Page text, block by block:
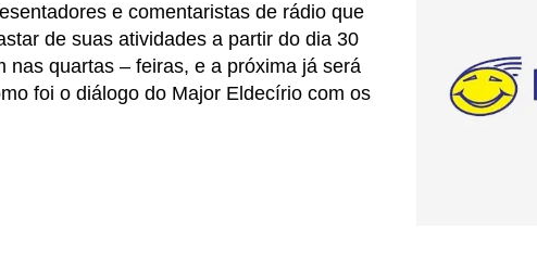
e comentaristas de rádio que
de suas atividades a partir do dia 30
quartas – feiras, e a próxima já será
foi o diálogo do Major Eldecírio com os